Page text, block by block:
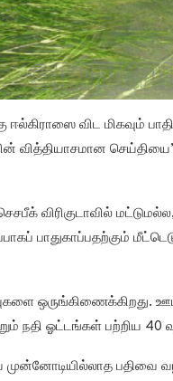
விட மிகவும்
வித்தியாசமான
விரிகுடாவில்
பாதுகாப்பதற்கும்
ஒருங்கிணைக்கிறது.
நதி ஓட்டங்கள் பற்றிய 40
முன்னோடியில்லாத பதிவை